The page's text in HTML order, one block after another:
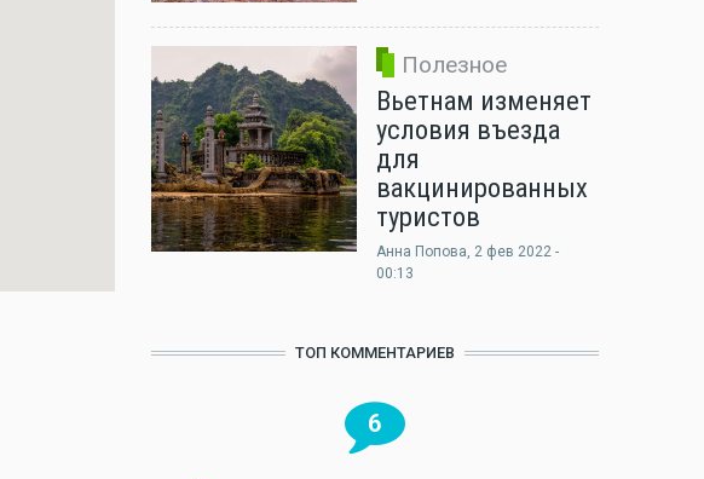
Полезное
Вьетнам изменяет
условия въезда
для
вакцинированных
туристов
Анна Попова, 2 фев 2022 -
00:13
ТОП КОММЕНТАРИЕВ
6